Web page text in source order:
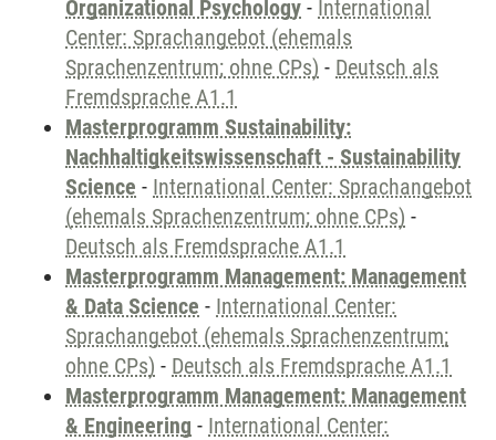
Organizational Psychology - International
Center: Sprachangebot (ehemals
Sprachenzentrum; ohne CPs) - Deutsch als
Fremdsprache A1.1
Masterprogramm Sustainability:
Nachhaltigkeitswissenschaft - Sustainability
Science - International Center: Sprachangebot
(ehemals Sprachenzentrum; ohne CPs) -
Deutsch als Fremdsprache A1.1
Masterprogramm Management: Management
& Data Science - International Center:
Sprachangebot (ehemals Sprachenzentrum;
ohne CPs) - Deutsch als Fremdsprache A1.1
Masterprogramm Management: Management
& Engineering - International Center: